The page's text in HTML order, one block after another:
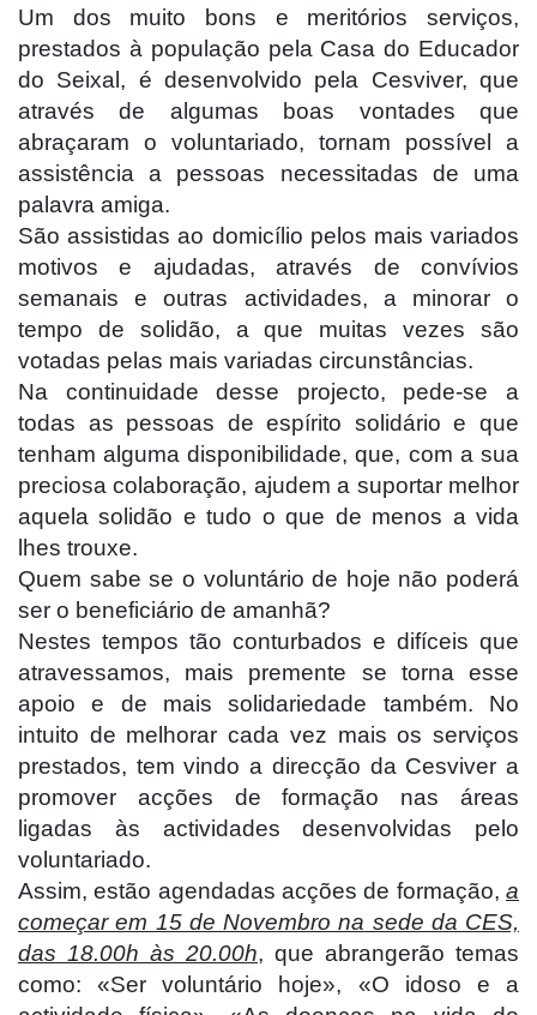
Um dos muito bons e meritórios serviços,
prestados à população pela Casa do Educador
do Seixal, é desenvolvido pela Cesviver, que
através de algumas boas vontades que
abraçaram o voluntariado, tornam possível a
assistência a pessoas necessitadas de uma
palavra amiga.
São assistidas ao domicílio pelos mais variados
motivos e ajudadas, através de convívios
semanais e outras actividades, a minorar o
tempo de solidão, a que muitas vezes são
votadas pelas mais variadas circunstâncias.
Na continuidade desse projecto, pede-se a
todas as pessoas de espírito solidário e que
tenham alguma disponibilidade, que, com a sua
preciosa colaboração, ajudem a suportar melhor
aquela solidão e tudo o que de menos a vida
lhes trouxe.
Quem sabe se o voluntário de hoje não poderá
ser o beneficiário de amanhã?
Nestes tempos tão conturbados e difíceis que
atravessamos, mais premente se torna esse
apoio e de mais solidariedade também. No
intuito de melhorar cada vez mais os serviços
prestados, tem vindo a direcção da Cesviver a
promover acções de formação nas áreas
ligadas às actividades desenvolvidas pelo
voluntariado.
Assim, estão agendadas acções de formação, a
começar em 15 de Novembro na sede da CES,
das 18.00h às 20.00h, que abrangerão temas
como: «Ser voluntário hoje», «O idoso e a